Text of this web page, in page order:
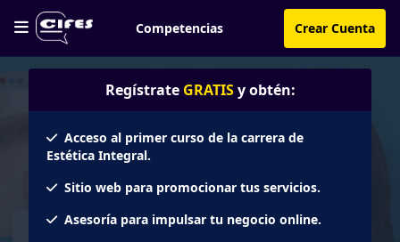
Competencias Crear Cuenta
Regístrate GRATIS y obtén:
Acceso al primer curso de la carrera de
Estética Integral.
Sitio web para promocionar tus servicios.
Asesoría para impulsar tu negocio online.